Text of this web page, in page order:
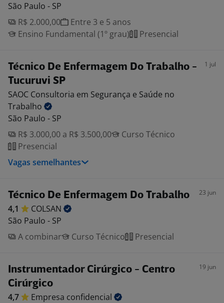
São Paulo - SP
R$ 2.000,00
Entre 3 e 5 anos
Ensino Fundamental (1º grau)
Presencial
Técnico De Enfermagem Do Trabalho -
Tucuruvi SP
1 jul
SAOC Consultoria em Segurança e Saúde no
Trabalho
São Paulo - SP
R$ 3.000,00 a R$ 3.500,00
Curso Técnico
Presencial
Vagas semelhantes
Técnico De Enfermagem Do Trabalho 23 jun
4,1
COLSAN
São Paulo - SP
A combinar
Curso Técnico Presencial
Instrumentador Cirúrgico - Centro
Cirúrgico
19 jun
4,7 Empresa confidencial